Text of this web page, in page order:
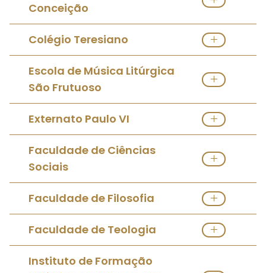
Conceição
Ver Escola Católica
Colégio Teresiano
Ver Escola Católica
Escola de Música Litúrgica
São Frutuoso
Ver Escola Católica
Externato Paulo VI
Ver Escola Católica
Faculdade de Ciências
Sociais
Ver Escola Católica
Faculdade de Filosofia
Ver Escola Católica
Faculdade de Teologia
Ver Escola Católica
Instituto de Formação